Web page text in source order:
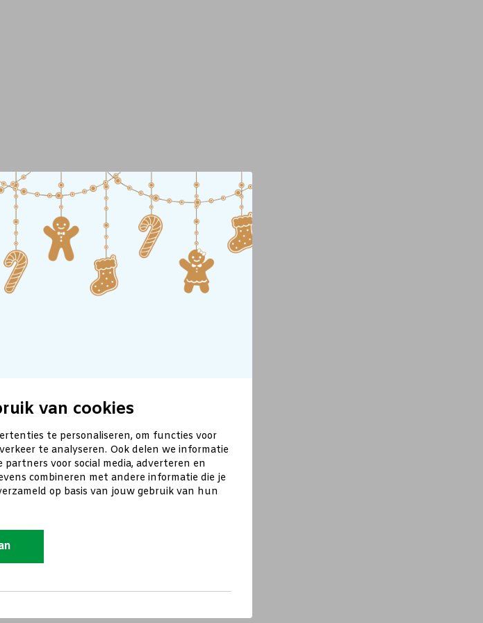
van cookies
te personaliseren, om functies voor
te analyseren. Ook delen we informatie
voor social media, adverteren en
combineren met andere informatie die je
op basis van jouw gebruik van hun